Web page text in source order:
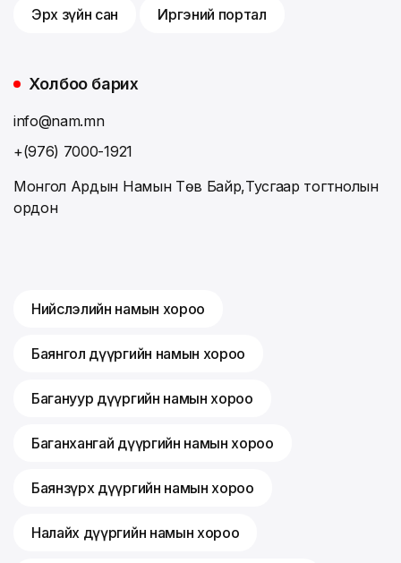
Эрх зүйн сан Иргэний портал
Холбоо барих
info@nam.mn
+(976) 7000-1921
Монгол Ардын Намын Төв Байр,Тусгаар тогтнолын
ордон
Нийслэлийн намын хороо
Баянгол дүүргийн намын хороо
Багануур дүүргийн намын хороо
Баганхангай дүүргийн намын хороо
Баянзүрх дүүргийн намын хороо
Налайх дүүргийн намын хороо